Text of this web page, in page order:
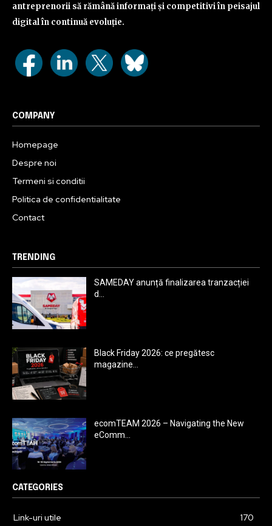
antreprenorii să rămână informați și competitivi în peisajul
digital în continuă evoluție.
COMPANY
Homepage
Despre noi
Termeni si conditii
Politica de confidentialitate
Contact
TRENDING
SAMEDAY anunță finalizarea tranzacției
d...
Black Friday 2026: ce pregătesc
magazine...
ecomTEAM 2026 – Navigating the New
eComm...
CATEGORIES
Link-uri utile 170